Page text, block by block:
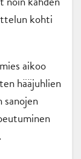
kohti
aikoo
hääjuhlien
sanojen